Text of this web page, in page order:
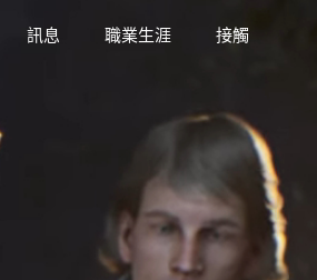
訊息 職業生涯 接觸